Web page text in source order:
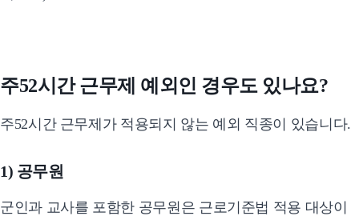
주52시간 근무제 예외인 경우도 있나요?
주52시간 근무제가 적용되지 않는 예외 직종이 있습니다.
1) 공무원
군인과 교사를 포함한 공무원은 근로기준법 적용 대상이